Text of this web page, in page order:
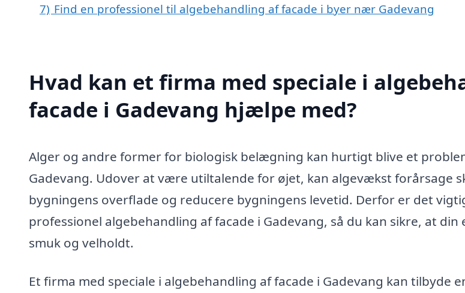
7) Find en professionel til algebehandling af facade i byer nær Gadevang
Hvad kan et firma med speciale i
facade i Gadevang hjælpe med?
Alger og andre former for biologisk belægning kan hurtigt blive et
Gadevang. Udover at være utiltalende for øjet, kan algevækst forårsage
bygningens overflade og reducere bygningens levetid. Derfor er det
professionel algebehandling af facade i Gadevang, så du kan sikre, at
smuk og velholdt.
Et firma med speciale i algebehandling af facade i Gadevang kan tilbyde